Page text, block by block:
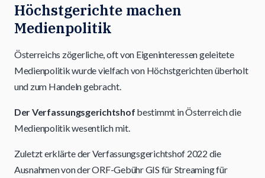
Höchstgerichte machen
Medienpolitik
Österreichs zögerliche, oft von Eigeninteressen geleitete
Medienpolitik wurde vielfach von Höchstgerichten überholt
und zum Handeln gebracht.
Der Verfassungsgerichtshof bestimmt in Österreich die
Medienpolitik wesentlich mit.
Zuletzt erklärte der Verfassungsgerichtshof 2022 die
Ausnahmen von der ORF-Gebühr GIS für Streaming für